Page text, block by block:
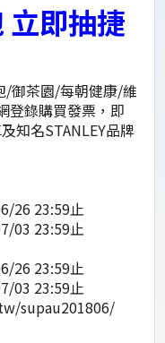
立即抽捷
/御茶園/每朝健康/維
登錄購買發票，即
知名STANLEY品牌
26 23:59止
03 23:59止
26 23:59止
03 23:59止
supau201806/